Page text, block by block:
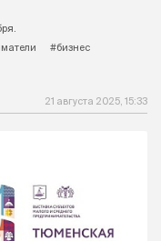
#бизнес
21 августа 2025, 15:33